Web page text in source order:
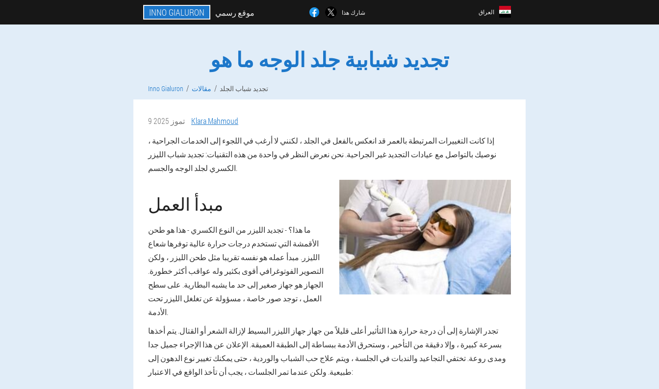
INNO GIALURON موقع رسمي شارك هذا العراق
تجديد شبابية جلد الوجه ما هو
Inno Gialuron مقالات تجديد شباب الجلد
9 تموز 2025
Klara Mahmoud
إذا كانت التغييرات المرتبطة بالعمر قد انعكس بالفعل في الجلد ، لكنني لا أرغب في اللجوء إلى الخدمات الجراحية ،
نوصيك بالتواصل مع عيادات التجديد غير الجراحية. نحن نعرض النظر في واحدة من هذه التقنيات: تجديد شباب الليزر
الكسري لجلد الوجه والجسم.
مبدأ العمل
ما هذا؟ - تجديد الليزر من النوع الكسري - هذا هو طحن
الأقمشة التي تستخدم درجات حرارة عالية توفرها شعاع
الليزر. مبدأ عمله هو نفسه تقريبا مثل طحن الليزر ، ولكن
التصوير الفوتوغرافي أقوى بكثير وله عواقب أكثر خطورة.
الجهاز هو جهاز صغير إلى حد ما يشبه البطارية. على سطح
العمل ، توجد صور خاصة ، مسؤولة عن تغلغل الليزر تحت
الأدمة.
تجدر الإشارة إلى أن درجة حرارة هذا التأثير أعلى قليلاً من جهاز جهاز الليزر البسيط لإزالة الشعر أو القتال. يتم أخذها
بسرعة كبيرة ، وإلا دقيقة من التأخير ، وستحرق الأدمة ببساطة إلى الطبقة العميقة. الإعلان عن هذا الإجراء جميل جدا
ومدى روعة. تختفي التجاعيد والندبات في الجلسة ، ويتم علاج حب الشباب والوردية ، حتى يمكنك تغيير نوع الدهون إلى
طبيعية. ولكن عندما تمر الجلسات ، يجب أن تأخذ الواقع في الاعتبار: